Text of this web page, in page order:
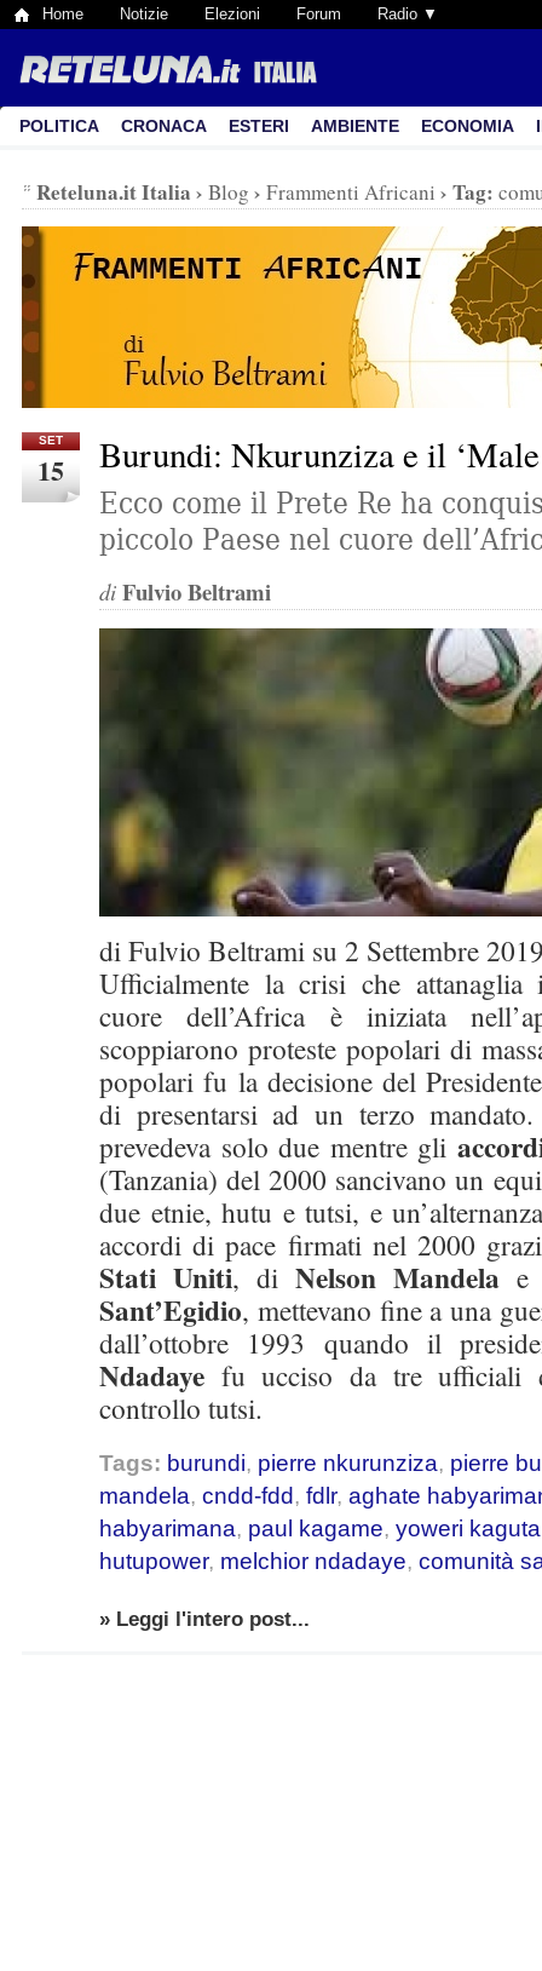
Home Notizie Elezioni Forum Radio ▼
POLITICA CRONACA ESTERI AMBIENTE ECONOMIA
Reteluna.it Italia › Blog › Frammenti Africani › Tag:
SET
15 Burundi: Nkurunziza e il ‘Male
Ecco come il Prete Re ha
piccolo Paese nel cuore
di Fulvio Beltrami
diFulvio Beltrami su 2 Settembre
Ufficialmente la crisi che
cuore dell’Africa è iniziata
scoppiarono proteste popolari di
popolari fu la decisione del Presidente
di presentarsi ad un terzo
prevedeva solo due mentre gli
(Tanzania) del 2000 sancivano un
due etnie, hutu e tutsi, e
accordi di pace firmati nel 2000
Stati Uniti, di Nelson Mandela e
Sant’Egidio, mettevano fine a una
dall’ottobre 1993 quando il
Ndadaye fu ucciso da tre ufficiali
controllo tutsi.
Tags: burundi, pierre nkurunziza, pierre
mandela, cndd-fdd, fdlr, aghate
habyarimana, paul kagame, yoweri
hutupower, melchior ndadaye, comunità
» Leggi l'intero post...